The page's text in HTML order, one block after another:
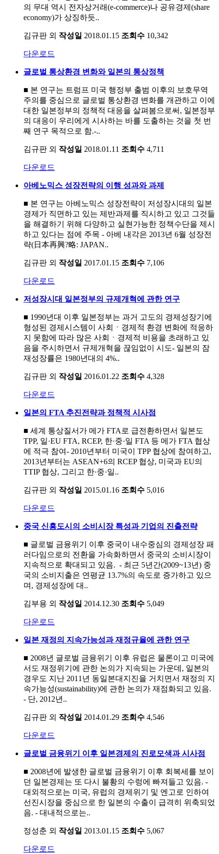
의 무대 역시 전자상거래(e-commerce)나 공유경제(share
economy)가 상징하듯..
김규판 외 작성일 2018.01.15 조회수 10,342
다운로드
글로벌 통상환경 변화와 일본의 통상정책
■ 본 연구는 트럼프 미국 행정부 출범 이후의 보호무역
주의를 중심으로 글로벌 통상환경 변화를 개관하고 이에
대한 일본정부의 정책적 대응을 살펴봄으로써, 일본정부
의 대응이 우리에게 시사하는 바를 도출하는 것을 첫 번
째 연구 목적으로 함.-..
김규판 외 작성일 2018.01.11 조회수 4,711
다운로드
아베노믹스 성장전략의 이행 성과와 과제
■ 본 연구는 아베노믹스 성장전략이 저성장시대의 일본
경제가 직면하고 있는 제반과제를 직시하고 있고 그것들
을 해결하기 위해 다양하고 실현가능한 정책수단을 제시
하고 있다는 점에 주목 - 아베 내각은 2013년 6월 성장전
략(日本再興?略: JAPAN..
김규판 외 작성일 2017.01.15 조회수 7,106
다운로드
저성장시대 일본정부의 규제개혁에 관한 연구
■ 1990년대 이후 일본정부는 과거 고도의 경제성장기에
형성된 경제시스템이 사회ㆍ경제적 환경 변화에 적응하
지 못함에 따라 많은 사회ㆍ경제적 비용을 초래하고 있
음을 주시하면서 규제개혁을 끊임없이 시도- 일본의 잠
재성장률은 1980년대의 4%..
김규판 외 작성일 2016.01.22 조회수 4,328
다운로드
일본의 FTA 추진전략과 정책적 시사점
■ 세계 통상질서가 메가 FTA로 급전환하면서 일본도
TPP, 일·EU FTA, RCEP, 한·중·일 FTA 등 메가 FTA 협상
에 적극 참여- 2010년부터 미국이 TPP 협상에 참여하고,
2013년부터는 ASEAN+6의 RCEP 협상, 미국과 EU의
TTIP 협상, 그리고 한·중·일..
김규판 외 작성일 2015.01.16 조회수 5,016
다운로드
중국 신흥도시의 소비시장 특성과 기업의 진출전략
■ 글로벌 금융위기 이후 중국이 내수중심의 경제성장 패
러다임으로의 전환을 가속화하면서 중국의 소비시장이
지속적으로 확대되고 있음. - 최근 5년간(2009~13년) 중
국의 소비지출은 연평균 13.7%의 속도로 증가하고 있으
며, 경제성장에 대..
김부용 외 작성일 2014.12.30 조회수 5,049
다운로드
일본 재정의 지속가능성과 재정규율에 관한 연구
■ 2008년 글로벌 금융위기 이후 유럽은 물론이고 미국에
서도 재정위기에 관한 논의가 지속되는 가운데, 일본의
경우도 지난 2011년 동일본대지진을 거치면서 재정의 지
속가능성(sustainability)에 관한 논의가 재점화되고 있음.
- 단, 2012년..
김규판 외 작성일 2014.01.29 조회수 4,546
다운로드
글로벌 금융위기 이후 일본경제의 진로모색과 시사점
■ 2008년에 발생한 글로벌 금융위기 이후 회복세를 보이
던 일본경제는 또 다시 불황의 수렁에 빠져들고 있음. -
대외적으로는 미국, 유럽의 경제위기 및 엔고로 인하여
선진시장을 중심으로 한 일본의 수출이 급격히 위축되었
음. - 대내적으로는..
정성춘 외 작성일 2013.01.15 조회수 5,067
다운로드